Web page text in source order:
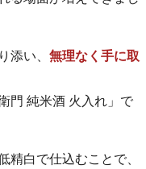
添い、 無理なく手に取
門 純米酒 火入れ」で
精白で仕込むことで、